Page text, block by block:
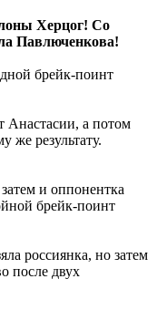
Херцог! Со
Павлюченкова!
брейк-поинт
Анастасии, а потом
же результату.
и оппонентка
брейк-поинт
россиянка, но затем
после двух